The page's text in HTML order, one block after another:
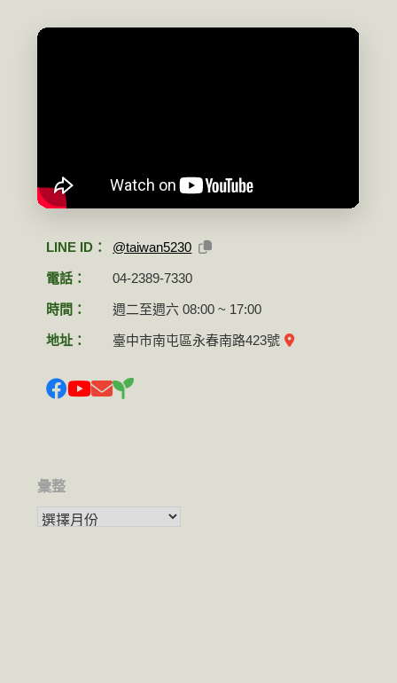
LINE ID： @taiwan5230
電話： 04-2389-7330
時間： 週二至週六 08:00 ~ 17:00
地址： 臺中市南屯區永春南路423號
彙整
彙整